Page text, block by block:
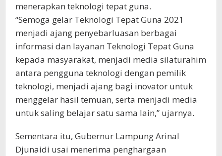
menerapkan teknologi tepat guna.
“Semoga gelar Teknologi Tepat Guna 2021
menjadi ajang penyebarluasan berbagai
informasi dan layanan Teknologi Tepat Guna
kepada masyarakat, menjadi media silaturahim
antara pengguna teknologi dengan pemilik
teknologi, menjadi ajang bagi inovator untuk
menggelar hasil temuan, serta menjadi media
untuk saling belajar satu sama lain,” ujarnya.
Sementara itu, Gubernur Lampung Arinal
Djunaidi usai menerima penghargaan